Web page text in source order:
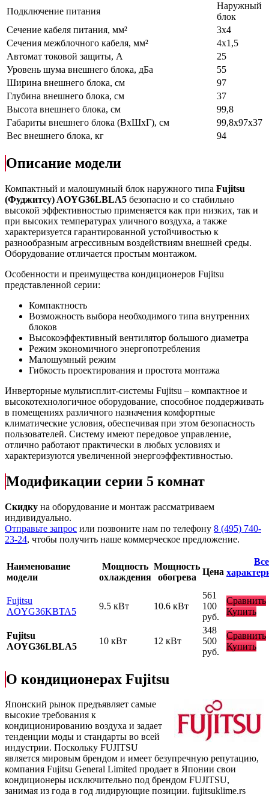
Подключение питания
Наружный
блок
Сечение кабеля питания, мм²
3х4
Сечения межблочного кабеля, мм²
4х1,5
Автомат токовой защиты, А
25
Уровень шума внешнего блока, дБа
55
Ширина внешнего блока, см
97
Глубина внешнего блока, см
37
Высота внешнего блока, см
99,8
Габариты внешнего блока (ВхШхГ), см
99,8x97x37
Вес внешнего блока, кг
94
Описание модели
Компактный и малошумный блок наружного типа Fujitsu
(Фуджитсу) AOYG36LBLA5 безопасно и со стабильно
высокой эффективностью применяется как при низких, так и
при высоких температурах уличного воздуха, а также
характеризуется гарантированной устойчивостью к
разнообразным агрессивным воздействиям внешней среды.
Оборудование отличается простым монтажом.
Особенности и преимущества кондиционеров Fujitsu
представленной серии:
Компактность
Возможность выбора необходимого типа внутренних
блоков
Высокоэффективный вентилятор большого диаметра
Режим экономичного энергопотребления
Малошумный режим
Гибкость проектирования и простота монтажа
Инверторные мультисплит-системы Fujitsu – компактное и
высокотехнологичное оборудование, способное поддерживать
в помещениях различного назначения комфортные
климатические условия, обеспечивая при этом безопасность
пользователей. Систему имеют передовое управление,
отлично работают практически в любых условиях и
характеризуются увеличенной энергоэффективностью.
Модификации серии 5 комнат
Скидку на оборудование и монтаж рассматриваем
индивидуально.
Отправьте запрос или позвоните нам по телефону 8 (495) 740-
23-24, чтобы получить наше коммерческое предложение.
Наименование
модели
Мощность
охлаждения
Мощность
обогрева
Цена
Все
Fujitsu
AOYG36KBTA5
9.5 кВт 10.6 кВт
561
100
руб.
Сравнить
Купить
Fujitsu
AOYG36LBLA5
10 кВт 12 кВт
348
500
руб.
Сравнить
Купить
О кондиционерах Fujitsu
Японский рынок предъявляет самые
высокие требования к
кондиционированию воздуха и задает
тенденции моды и стандарты во всей
индустрии. Поскольку FUJITSU
является мировым брендом и имеет безупречную репутацию,
компания Fujitsu General Limited продает в Японии свои
кондиционеры исключительно под брендом FUJITSU,
занимая из года в год лидирующие позиции. fujitsuklime.rs